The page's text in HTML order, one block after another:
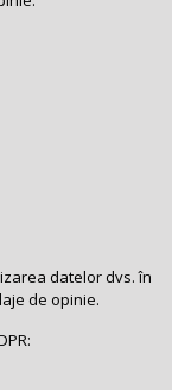
datelor dvs. în
de opinie.